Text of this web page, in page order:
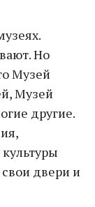
Но
Музей
Музей
другие.
двери и